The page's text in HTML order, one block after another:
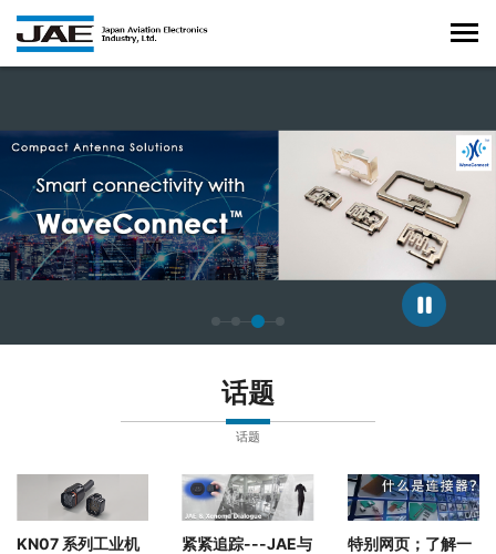
话题
话题
KN07 系列工业机
紧紧追踪---JAE与
特别网页；了解一